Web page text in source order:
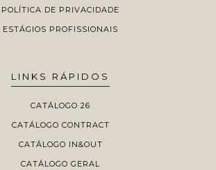
POLÍTICA DE PRIVACIDADE
ESTÁGIOS PROFISSIONAIS
LINKS RÁPIDOS
CATÁLOGO 26
CATÁLOGO CONTRACT
CATÁLOGO IN&OUT
CATÁLOGO GERAL